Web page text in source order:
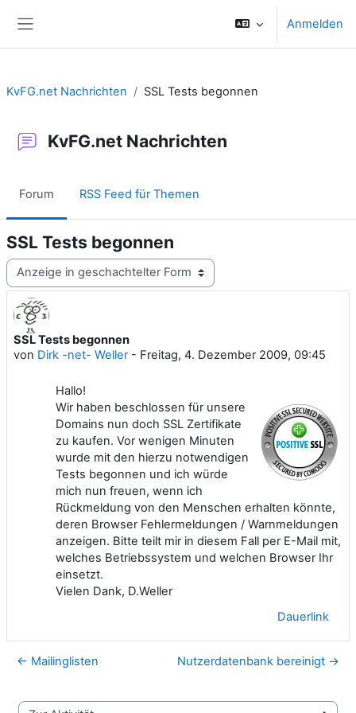
Anmelden
KvFG.net Nachrichten SSL Tests begonnen
KvFG.net Nachrichten
Forum RSS Feed für Themen
SSL Tests begonnen
Anzeigemodus
SSL Tests begonnen
von Dirk -net- Weller- Freitag, 4. Dezember 2009, 09:45
Anzahl Antworten: 0
Hallo!
Wir haben beschlossen für unsere
Domains nun doch SSL Zertifikate
zu kaufen. Vor wenigen Minuten
wurde mit den hierzu notwendigen
Tests begonnen und ich würde
mich nun freuen, wenn ich
Rückmeldung von den Menschen erhalten könnte,
deren Browser Fehlermeldungen / Warnmeldungen
anzeigen. Bitte teilt mir in diesem Fall per E-Mail mit,
welches Betriebssystem und welchen Browser Ihr
einsetzt.
Vielen Dank, D.Weller
Dauerlink
← Mailinglisten Nutzerdatenbank bereinigt →